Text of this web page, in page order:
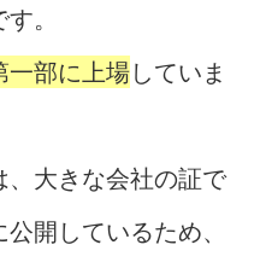
。
一部に上場していま
大きな会社の証で
開しているため、